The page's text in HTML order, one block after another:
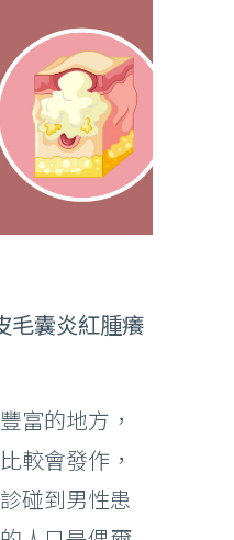
毛囊炎紅腫癢
富的地方，
較會發作，
碰到男性患